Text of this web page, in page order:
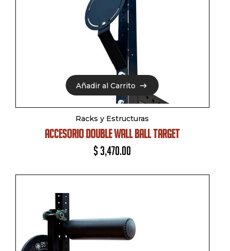
Añadir al Carrito
Añadir al Carrito
Racks y Estructuras
ACCESORIO DOUBLE WALL BALL TARGET
$ 3,470.00